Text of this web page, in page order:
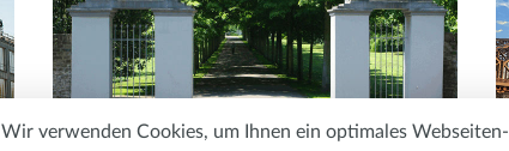
Wir verwenden Cookies, um Ihnen ein optimales Webseiten-